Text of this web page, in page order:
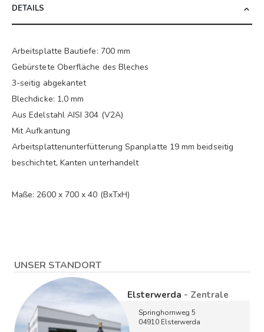
DETAILS
Arbeitsplatte Bautiefe: 700 mm
Gebürstete Oberfläche des Bleches
3-seitig abgekantet
Blechdicke: 1,0 mm
Aus Edelstahl AISI 304 (V2A)
Mit Aufkantung
Arbeitsplattenunterfütterung Spanplatte 19 mm beidseitig
beschichtet, Kanten unterhandelt
Maße: 2600 x 700 x 40 (BxTxH)
UNSER STANDORT
Elsterwerda - Zentrale
Springhornweg 5
04910 Elsterwerda